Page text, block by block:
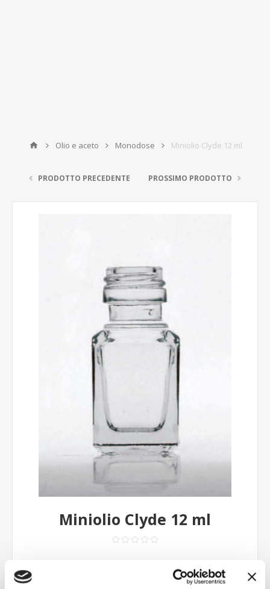
Olio e aceto Monodose Miniolio Clyde 12 ml
PRODOTTO PRECEDENTE PROSSIMO PRODOTTO
Miniolio Clyde 12 ml